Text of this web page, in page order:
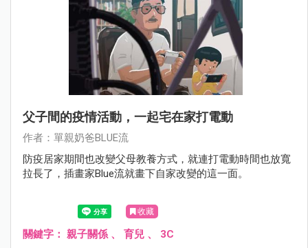
父子間的疫情活動，一起宅在家打電動
作者：單親奶爸BLUE流
防疫居家期間也改變父母教養方式，就連打電動時間也放寬
拉長了，插畫家Blue流就畫下自家改變的這一面。
收藏
關鍵字： 親子關係 、 育兒 、 3C